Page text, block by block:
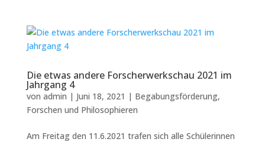
Die etwas andere Forscherwerkschau 2021 im
Jahrgang 4
von admin | Juni 18, 2021 | Begabungsförderung,
Forschen und Philosophieren
Am Freitag den 11.6.2021 trafen sich alle Schülerinnen